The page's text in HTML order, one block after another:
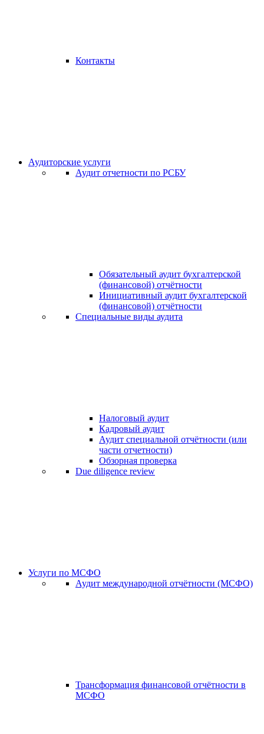
Контакты
Аудиторские услуги
Аудит отчетности по РСБУ
Обязательный аудит бухгалтерской
(финансовой) отчётности
Инициативный аудит бухгалтерской
(финансовой) отчётности
Специальные виды аудита
Налоговый аудит
Кадровый аудит
Аудит специальной отчётности (или
части отчетности)
Обзорная проверка
Due diligence review
Услуги по МСФО
Аудит международной отчётности (МСФО)
Трансформация финансовой отчётности в
МСФО